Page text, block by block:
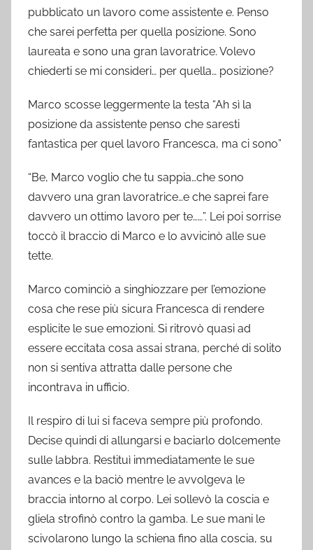
pubblicato un lavoro come assistente e. Penso
che sarei perfetta per quella posizione. Sono
laureata e sono una gran lavoratrice. Volevo
chiederti se mi consideri… per quella… posizione?
Marco scosse leggermente la testa “Ah sì la
posizione da assistente penso che saresti
fantastica per quel lavoro Francesca, ma ci sono”
“Be, Marco voglio che tu sappia…che sono
davvero una gran lavoratrice…e che saprei fare
davvero un ottimo lavoro per te……”. Lei poi sorrise
toccò il braccio di Marco e lo avvicinò alle sue
tette.
Marco cominciò a singhiozzare per l’emozione
cosa che rese più sicura Francesca di rendere
esplicite le sue emozioni. Si ritrovò quasi ad
essere eccitata cosa assai strana, perché di solito
non si sentiva attratta dalle persone che
incontrava in ufficio.
Il respiro di lui si faceva sempre più profondo.
Decise quindi di allungarsi e baciarlo dolcemente
sulle labbra. Restituì immediatamente le sue
avances e la baciò mentre le avvolgeva le
braccia intorno al corpo. Lei sollevò la coscia e
gliela strofinò contro la gamba. Le sue mani le
scivolarono lungo la schiena fino alla coscia, su